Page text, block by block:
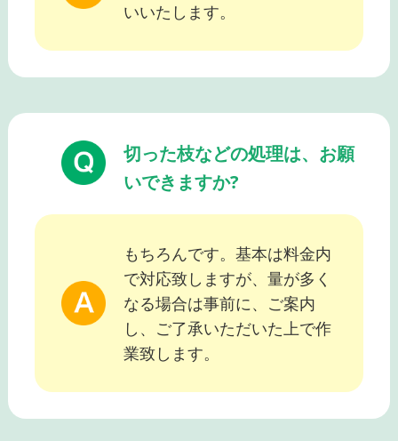
いいたします。
切った枝などの処理は、お願
いできますか?
もちろんです。基本は料金内
で対応致しますが、量が多く
なる場合は事前に、ご案内
し、ご了承いただいた上で作
業致します。